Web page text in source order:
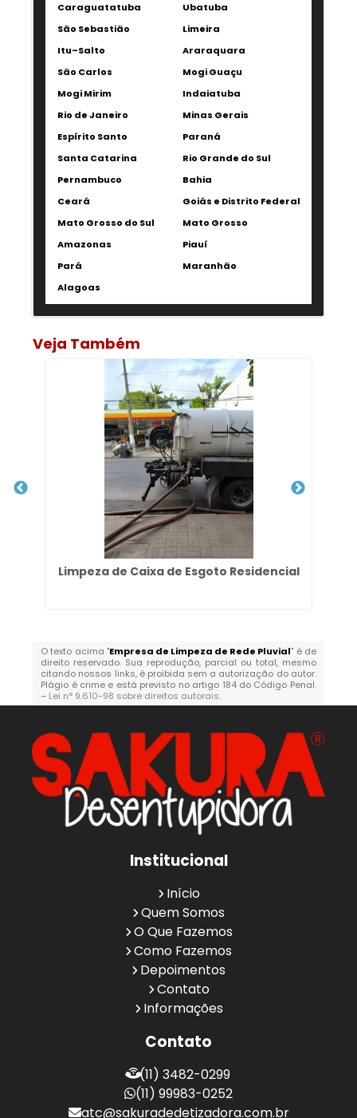
Caraguatatuba
Ubatuba
São Sebastião
Limeira
Itu–Salto
Araraquara
São Carlos
Mogi Guaçu
Mogi Mirim
Indaiatuba
Rio de Janeiro
Minas Gerais
Espírito Santo
Paraná
Santa Catarina
Rio Grande do Sul
Pernambuco
Bahia
Ceará
Goiás e Distrito Federal
Mato Grosso do Sul
Mato Grosso
Amazonas
Piauí
Pará
Maranhão
Alagoas
Veja Também
Limpeza de Caixa de Esgoto Residencial
O texto acima "Empresa de Limpeza de Rede Pluvial" é de
direito reservado. Sua reprodução, parcial ou total, mesmo
citando nossos links, é proibida sem a autorização do autor.
Plágio é crime e está previsto no artigo 184 do Código Penal.
– Lei n° 9.610-98 sobre direitos autorais.
Institucional
Início
Quem Somos
O Que Fazemos
Como Fazemos
Depoimentos
Contato
Informações
Contato
(11) 3482-0299
(11) 99983-0252
atc@sakuradedetizadora.com.br